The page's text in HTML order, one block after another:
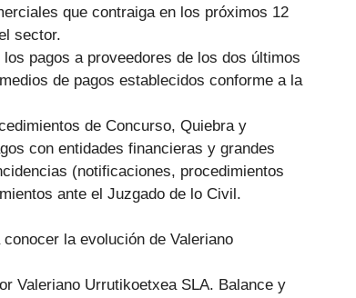
que contraiga en los próximos 12
sector.
pagos a proveedores de los dos últimos
de pagos establecidos conforme a la
de Concurso, Quiebra y
con entidades financieras y grandes
(notificaciones, procedimientos
ante el Juzgado de lo Civil.
la evolución de Valeriano
Valeriano Urrutikoetxea SLA. Balance y